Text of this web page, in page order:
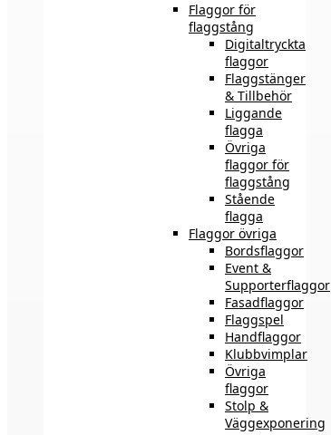
Flaggor för
flaggstång
Digitaltryckta
flaggor
Flaggstänger
& Tillbehör
Liggande
flagga
Övriga
flaggor för
flaggstång
Stående
flagga
Flaggor övriga
Bordsflaggor
Event &
Supporterflaggor
Fasadflaggor
Flaggspel
Handflaggor
Klubbvimplar
Övriga
flaggor
Stolp &
Väggexponering